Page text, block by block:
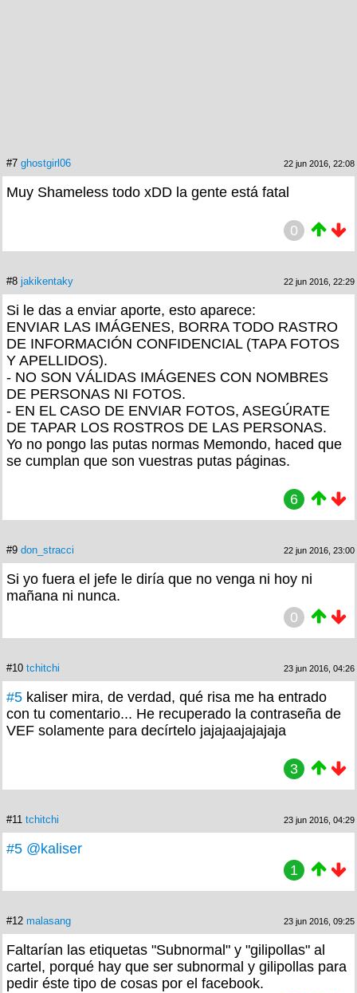
#7 ghostgirl06 22 jun 2016, 22:08
Muy Shameless todo xDD la gente está fatal
0
#8 jakikentaky 22 jun 2016, 22:29
Si le das a enviar aporte, esto aparece:
ENVIAR LAS IMÁGENES, BORRA TODO RASTRO
DE INFORMACIÓN CONFIDENCIAL (TAPA FOTOS
Y APELLIDOS).
- NO SON VÁLIDAS IMÁGENES CON NOMBRES
DE PERSONAS NI FOTOS.
- EN EL CASO DE ENVIAR FOTOS, ASEGÚRATE
DE TAPAR LOS ROSTROS DE LAS PERSONAS.
Yo no pongo las putas normas Memondo, haced que
se cumplan que son vuestras putas páginas.
6
#9 don_stracci 22 jun 2016, 23:00
Si yo fuera el jefe le diría que no venga ni hoy ni
mañana ni nunca.
0
#10 tchitchi 23 jun 2016, 04:26
#5 kaliser mira, de verdad, qué risa me ha entrado
con tu comentario... He recuperado la contraseña de
VEF solamente para decírtelo jajajaajajajaja
3
#11 tchitchi 23 jun 2016, 04:29
#5 @kaliser
1
#12 malasang 23 jun 2016, 09:25
Faltarían las etiquetas "Subnormal" y "gilipollas" al
cartel, porqué hay que ser subnormal y gilipollas para
pedir éste tipo de cosas por el facebook.